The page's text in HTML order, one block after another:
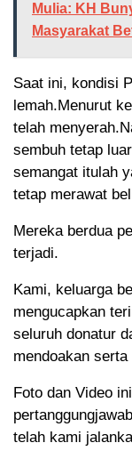
Mulia: KH
Masyarakat
Saat ini, kondisi
lemah.Menurut
telah
sembuh tetap
semangat itulah
tetap merawat
Mereka berdua
terjadi.
Kami, keluarga
mengucapkan
seluruh donatur
mendoakan
Foto dan Video
telah kami